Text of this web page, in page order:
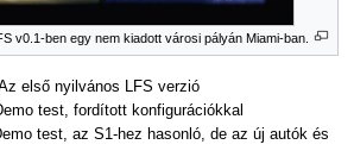
v0.1-ben egy nem kiadott városi pályán Miami-ban.
első nyilvános LFS verzió
test, fordított konfigurációkkal
test, az S1-hez hasonló, de az új autók és